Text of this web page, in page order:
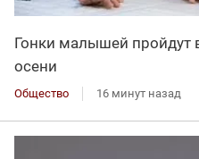
Гонки малышей пройдут
осени
Общество 16 минут назад